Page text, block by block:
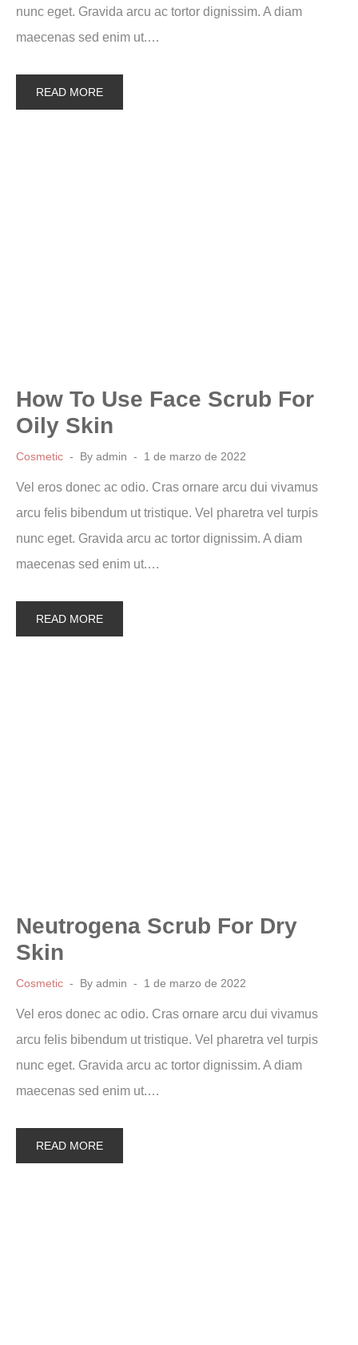
nunc eget. Gravida arcu ac tortor dignissim. A diam
maecenas sed enim ut.…
READ MORE
How To Use Face Scrub For
Oily Skin
Cosmetic By admin 1 de marzo de 2022
Vel eros donec ac odio. Cras ornare arcu dui vivamus
arcu felis bibendum ut tristique. Vel pharetra vel turpis
nunc eget. Gravida arcu ac tortor dignissim. A diam
maecenas sed enim ut.…
READ MORE
Neutrogena Scrub For Dry
Skin
Cosmetic By admin 1 de marzo de 2022
Vel eros donec ac odio. Cras ornare arcu dui vivamus
arcu felis bibendum ut tristique. Vel pharetra vel turpis
nunc eget. Gravida arcu ac tortor dignissim. A diam
maecenas sed enim ut.…
READ MORE